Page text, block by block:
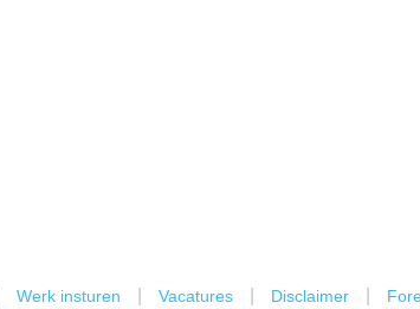
Werk insturen Vacatures Disclaimer